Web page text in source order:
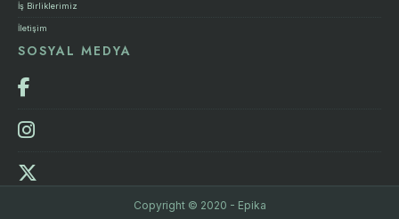
İş Birliklerimiz
İletişim
SOSYAL MEDYA
Copyright © 2020 - Epika